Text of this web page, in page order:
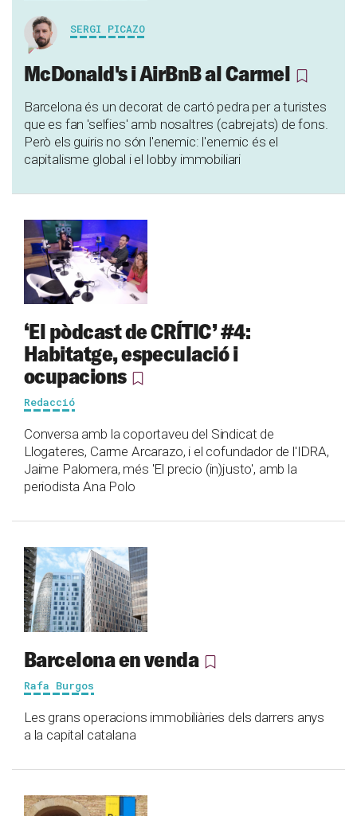
SERGI PICAZO
McDonald's i AirBnB al Carmel
Barcelona és un decorat de cartó pedra per a turistes
que es fan 'selfies' amb nosaltres (cabrejats) de fons.
Però els guiris no són l'enemic: l'enemic és el
capitalisme global i el lobby immobiliari
‘El pòdcast de CRÍTIC’ #4:
Habitatge, especulació i
ocupacions
Redacció
Conversa amb la coportaveu del Sindicat de
Llogateres, Carme Arcarazo, i el cofundador de l'IDRA,
Jaime Palomera, més 'El precio (in)justo', amb la
periodista Ana Polo
Barcelona en venda
Rafa Burgos
Les grans operacions immobiliàries dels darrers anys
a la capital catalana